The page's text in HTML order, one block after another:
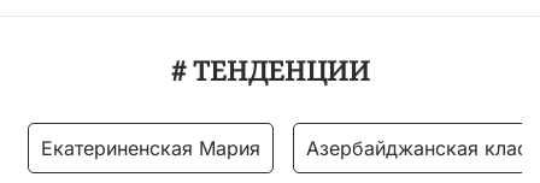
# ТЕНДЕНЦИИ
Екатериненская Мария Азербайджанская